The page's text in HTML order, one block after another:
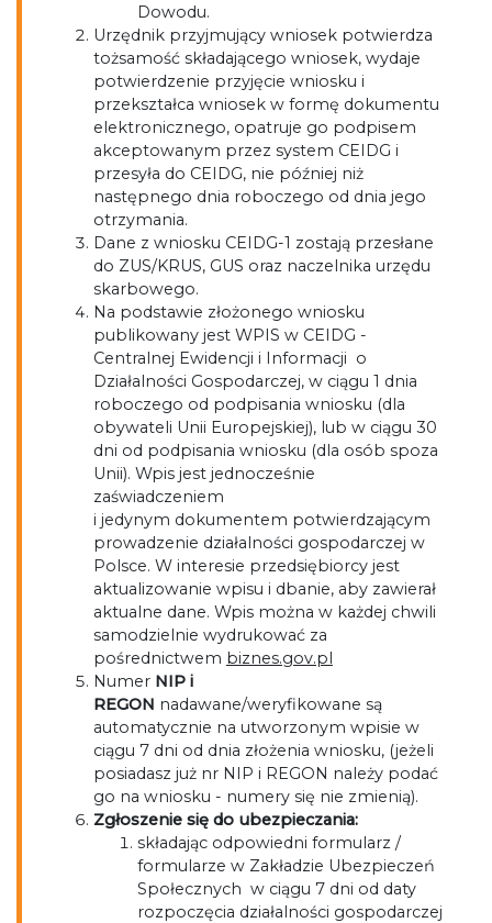
Dowodu.
Urzędnik przyjmujący wniosek potwierdza
tożsamość składającego wniosek, wydaje
potwierdzenie przyjęcie wniosku i
przekształca wniosek w formę dokumentu
elektronicznego, opatruje go podpisem
akceptowanym przez system CEIDG i
przesyła do CEIDG, nie później niż
następnego dnia roboczego od dnia jego
otrzymania.
Dane z wniosku CEIDG-1 zostają przesłane
do ZUS/KRUS, GUS oraz naczelnika urzędu
skarbowego.
Na podstawie złożonego wniosku
publikowany jest WPIS w CEIDG -
Centralnej Ewidencji i Informacji o
Działalności Gospodarczej, w ciągu 1 dnia
roboczego od podpisania wniosku (dla
obywateli Unii Europejskiej), lub w ciągu 30
dni od podpisania wniosku (dla osób spoza
Unii). Wpis jest jednocześnie
zaświadczeniem
i jedynym dokumentem potwierdzającym
prowadzenie działalności gospodarczej w
Polsce. W interesie przedsiębiorcy jest
aktualizowanie wpisu i dbanie, aby zawierał
aktualne dane. Wpis można w każdej chwili
samodzielnie wydrukować za
pośrednictwem biznes.gov.pl
Numer NIP i
REGON nadawane/weryfikowane są
automatycznie na utworzonym wpisie w
ciągu 7 dni od dnia złożenia wniosku, (jeżeli
posiadasz już nr NIP i REGON należy podać
go na wniosku - numery się nie zmienią).
Zgłoszenie się do ubezpieczania:
składając odpowiedni formularz /
formularze w Zakładzie Ubezpieczeń
Społecznych w ciągu 7 dni od daty
rozpoczęcia działalności gospodarczej